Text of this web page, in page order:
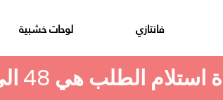
فانتازي لوحات خشبية